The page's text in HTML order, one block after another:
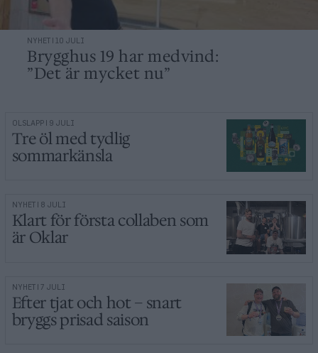
NYHET | 10 JULI
Brygghus 19 har medvind:
”Det är mycket nu”
ÖLSLÄPP | 9 JULI
Tre öl med tydlig
sommarkänsla
NYHET | 8 JULI
Klart för första collaben som
är Oklar
NYHET | 7 JULI
Efter tjat och hot – snart
bryggs prisad saison